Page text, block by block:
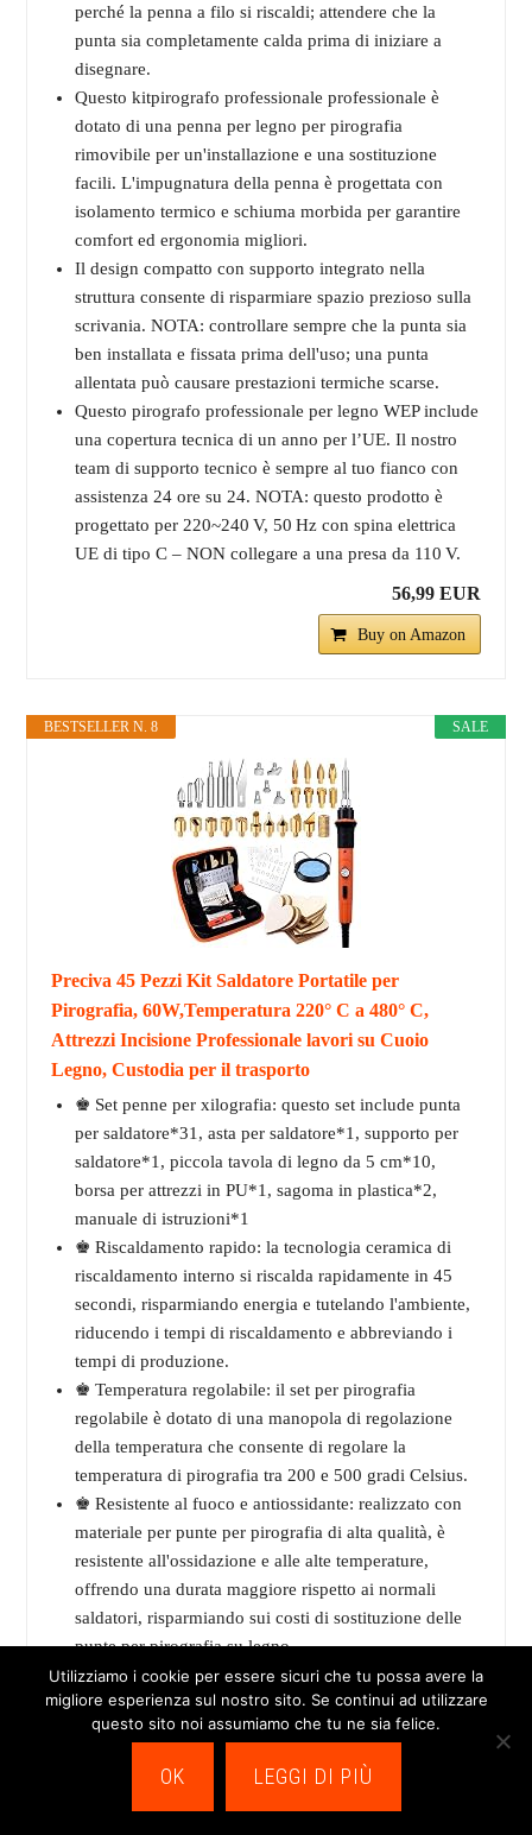
perché la penna a filo si riscaldi; attendere che la
punta sia completamente calda prima di iniziare a
disegnare.
Questo kitpirografo professionale professionale è
dotato di una penna per legno per pirografia
rimovibile per un'installazione e una sostituzione
facili. L'impugnatura della penna è progettata con
isolamento termico e schiuma morbida per garantire
comfort ed ergonomia migliori.
Il design compatto con supporto integrato nella
struttura consente di risparmiare spazio prezioso sulla
scrivania. NOTA: controllare sempre che la punta sia
ben installata e fissata prima dell'uso; una punta
allentata può causare prestazioni termiche scarse.
Questo pirografo professionale per legno WEP include
una copertura tecnica di un anno per l’UE. Il nostro
team di supporto tecnico è sempre al tuo fianco con
assistenza 24 ore su 24. NOTA: questo prodotto è
progettato per 220~240 V, 50 Hz con spina elettrica
UE di tipo C – NON collegare a una presa da 110 V.
56,99 EUR
Buy on Amazon
SALE
BESTSELLER N. 8
Preciva 45 Pezzi Kit Saldatore Portatile per
Pirografia, 60W,Temperatura 220° C a 480° C,
Attrezzi Incisione Professionale lavori su Cuoio
Legno, Custodia per il trasporto
♚ Set penne per xilografia: questo set include punta
per saldatore*31, asta per saldatore*1, supporto per
saldatore*1, piccola tavola di legno da 5 cm*10,
borsa per attrezzi in PU*1, sagoma in plastica*2,
manuale di istruzioni*1
♚ Riscaldamento rapido: la tecnologia ceramica di
riscaldamento interno si riscalda rapidamente in 45
secondi, risparmiando energia e tutelando l'ambiente,
riducendo i tempi di riscaldamento e abbreviando i
tempi di produzione.
♚ Temperatura regolabile: il set per pirografia
regolabile è dotato di una manopola di regolazione
della temperatura che consente di regolare la
temperatura di pirografia tra 200 e 500 gradi Celsius.
♚ Resistente al fuoco e antiossidante: realizzato con
materiale per punte per pirografia di alta qualità, è
resistente all'ossidazione e alle alte temperature,
offrendo una durata maggiore rispetto ai normali
saldatori, risparmiando sui costi di sostituzione delle
punte per pirografia su legno.
♚ Ampia applicazione: le penne per pirografia
professionali Preciva possono essere utilizzate per
creare pirografia su sughero, pelle, carta, candele e
persino per semplici saldature; sono indispensabili sia
per l'uso domestico che per quello in officina.
Utilizziamo i cookie per essere sicuri che tu possa avere la
migliore esperienza sul nostro sito. Se continui ad utilizzare
questo sito noi assumiamo che tu ne sia felice.
OK LEGGI DI PIÙ